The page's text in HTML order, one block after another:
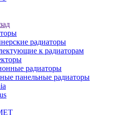
радиаторы
к радиаторам
радиаторы
панельные радиаторы